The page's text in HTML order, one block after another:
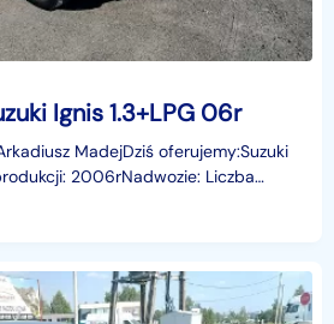
Ignis 1.3+LPG 06r
MadejDziś oferujemy:Suzuki
2006rNadwozie: Liczba
254996 kmWypos